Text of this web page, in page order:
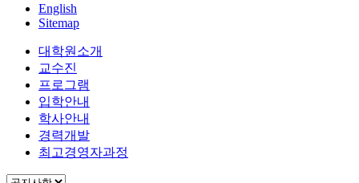
English
Sitemap
대학원소개
교수진
프로그램
입학안내
학사안내
경력개발
최고경영자과정